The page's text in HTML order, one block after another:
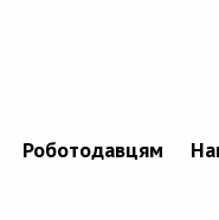
Роботодавцям